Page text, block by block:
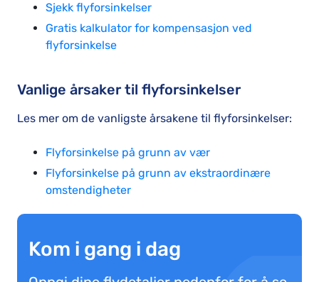
Sjekk flyforsinkelser
Gratis kalkulator for kompensasjon ved
flyforsinkelse
Vanlige årsaker til flyforsinkelser
Les mer om de vanligste årsakene til flyforsinkelser:
Flyforsinkelse på grunn av vær
Flyforsinkelse på grunn av ekstraordinære
omstendigheter
Kom i gang i dag